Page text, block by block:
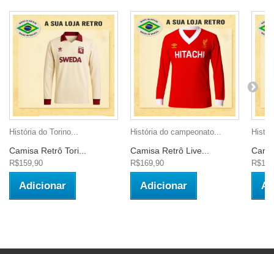
História do Torino...
Camisa Retrô Tori...
R$159,90
Adicionar
História do campeonato...
Camisa Retrô Live...
R$169,90
Adicionar